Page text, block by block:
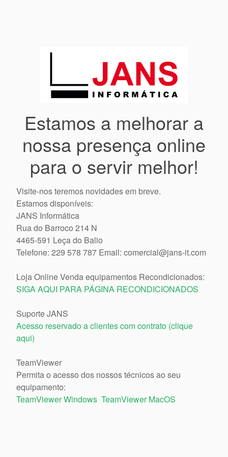
Estamos a melhorar a
nossa presença online
para o servir melhor!
Visite-nos teremos novidades em breve.
Estamos disponíveis:
JANS Informática
Rua do Barroco 214 N
4465-591 Leça do Balio
Telefone: 229 578 787 Email: comercial@jans-it.com
Loja Online Venda equipamentos Recondicionados:
SIGA AQUI PARA PÁGINA RECONDICIONADOS
Suporte JANS
Acesso reservado a clientes com contrato (clique
aqui)
TeamViewer
Permita o acesso dos nossos técnicos ao seu
equipamento:
TeamViewer Windows TeamViewer MacOS